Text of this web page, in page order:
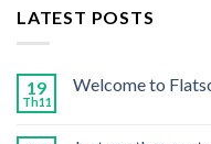
LATEST POSTS
19
Th11
Welcome to